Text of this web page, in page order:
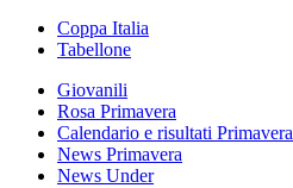
Coppa Italia
Tabellone
Giovanili
Rosa Primavera
Calendario e risultati Primavera
News Primavera
News Under